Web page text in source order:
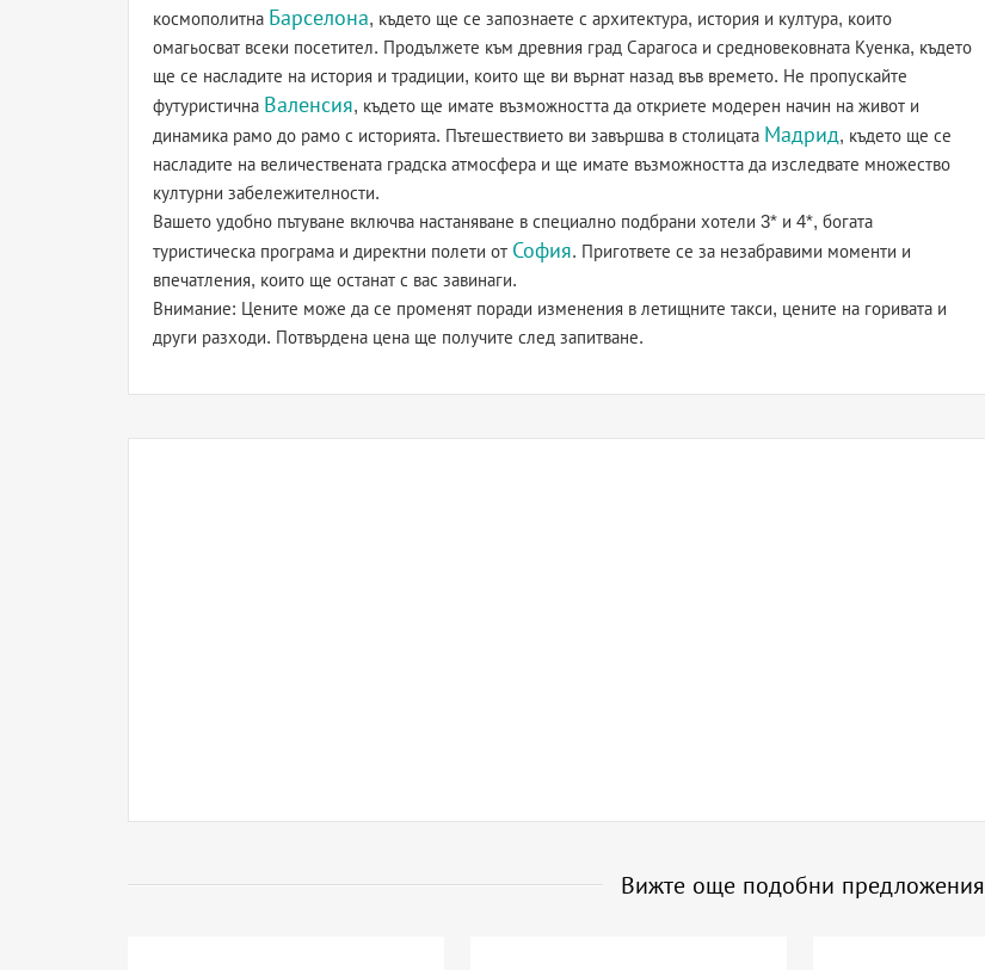
космополитна Барселона, където ще се запознаете с архитектура, история и култура, които
омагьосват всеки посетител. Продължете към древния град Сарагоса и средновековната Куенка, където
ще се насладите на история и традиции, които ще ви върнат назад във времето. Не пропускайте
футуристична Валенсия, където ще имате възможността да откриете модерен начин на живот и
динамика рамо до рамо с историята. Пътешествието ви завършва в столицата Мадрид, където ще се
насладите на величествената градска атмосфера и ще имате възможността да изследвате множество
културни забележителности.
Вашето удобно пътуване включва настаняване в специално подбрани хотели 3* и 4*, богата
туристическа програма и директни полети от София. Пригответе се за незабравими моменти и
впечатления, които ще останат с вас завинаги.
Внимание: Цените може да се променят поради изменения в летищните такси, цените на горивата и
други разходи. Потвърдена цена ще получите след запитване.
Вижте още подобни предложения